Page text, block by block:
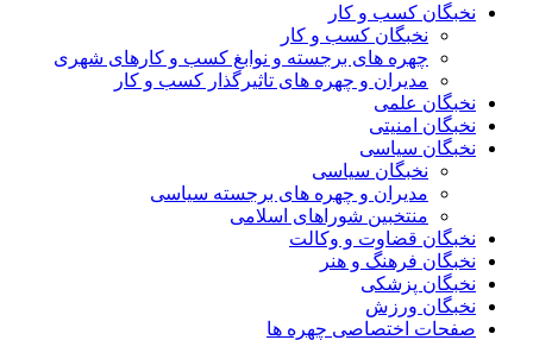
نخبگان کسب و کار
نخبگان کسب و کار
چهره های برجسته و نوابغ کسب و کارهای شهری
مدیران و چهره های تاثیرگذار کسب و کار
نخبگان علمی
نخبگان امنیتی
نخبگان سیاسی
نخبگان سیاسی
مدیران و چهره های برجسته سیاسی
منتخبین شوراهای اسلامی
نخبگان قضاوت و وکالت
نخبگان فرهنگ و هنر
نخبگان پزشکی
نخبگان ورزش
صفحات اختصاصی چهره ها